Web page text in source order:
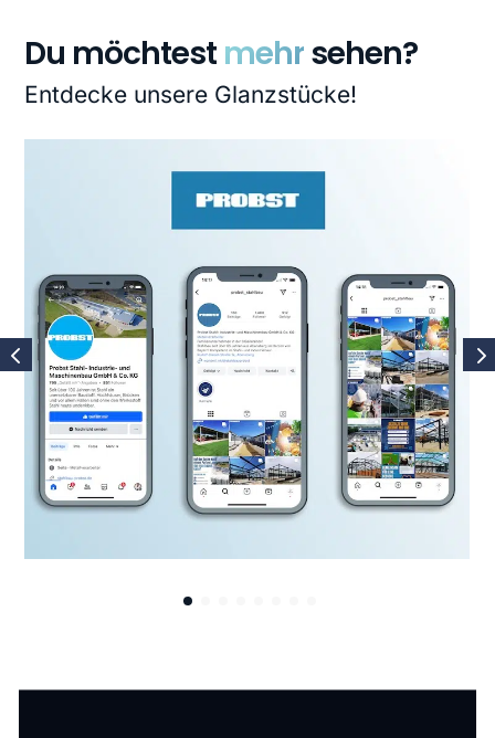
Du möchtest mehrsehen?
Entdecke unsere Glanzstücke!